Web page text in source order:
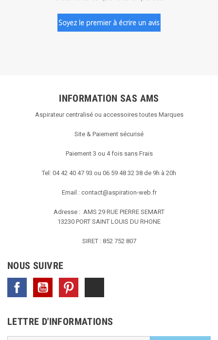
Soyez le premier à écrire un avis
INFORMATION SAS AMS
Aspirateur centralisé ou accessoires toutes Marques
Site & Paiement sécurisé
Paiement 3 ou 4 fois sans Frais
Tel: 04 42 40 47 93 ou 06 59 48 32 38 de 9h à 20h
Email : contact@aspiration-web.fr
Adresse : AMS 29 RUE PIERRE SEMART
13230 PORT SAINT LOUIS DU RHONE
SIRET : 852 752 807
NOUS SUIVRE
Facebook YouTube
LETTRE D'INFORMATIONS